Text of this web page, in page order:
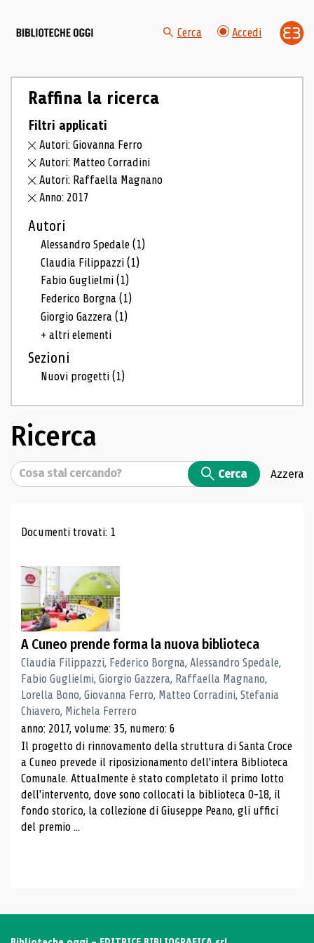
Cerca Accedi
Raffina la ricerca
Filtri applicati
Autori: Giovanna Ferro
Autori: Matteo Corradini
Autori: Raffaella Magnano
Anno: 2017
Autori
Alessandro Spedale(1)
Claudia Filippazzi(1)
Fabio Guglielmi(1)
Federico Borgna(1)
Giorgio Gazzera(1)
+ altri elementi
Sezioni
Nuovi progetti(1)
Ricerca
Cerca Cerca Azzera
Risultati di ricerca
Documenti trovati: 1
A Cuneo prende forma la nuova biblioteca
Claudia Filippazzi, Federico Borgna, Alessandro Spedale,
Fabio Guglielmi, Giorgio Gazzera, Raffaella Magnano,
Lorella Bono, Giovanna Ferro, Matteo Corradini, Stefania
Chiavero, Michela Ferrero
anno: 2017, volume: 35, numero: 6
Il progetto di rinnovamento della struttura di Santa Croce
a Cuneo prevede il riposizionamento dell'intera Biblioteca
Comunale. Attualmente è stato completato il primo lotto
dell'intervento, dove sono collocati la biblioteca 0-18, il
fondo storico, la collezione di Giuseppe Peano, gli uffici
del premio ...